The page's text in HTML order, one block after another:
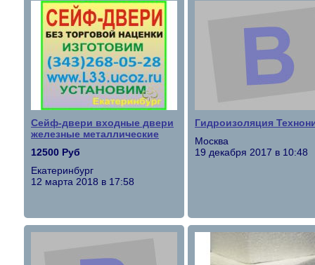
Cейф-двери входные двери
железные металлические
12500 Руб
Екатеринбург
12 марта 2018 в 17:58
Гидроизоляция
Москва
19 декабря 2017 в 10:48